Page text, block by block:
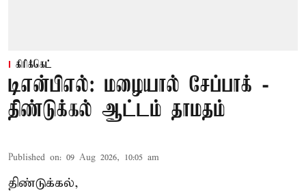
கிரிக்கெட்
டிஎன்பிஎல்: மழையால் சேப்பாக் -
திண்டுக்கல் ஆட்டம் தாமதம்
Published on: 09 Aug 2026, 10:05 am
திண்டுக்கல்,